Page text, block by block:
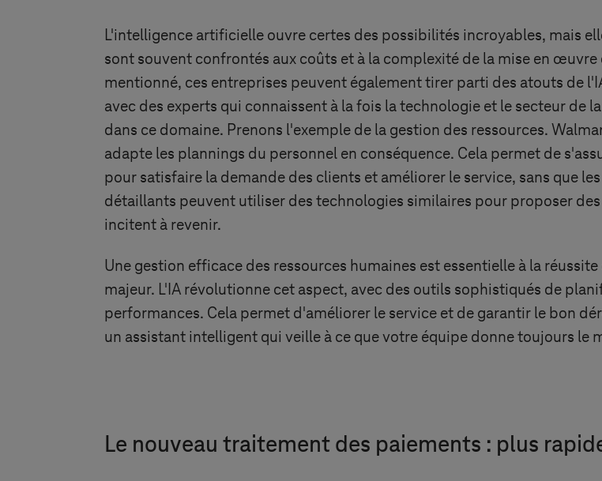
L'intelligence artificielle ouvre certes des possibilités incroyables, mais
sont souvent confrontés aux coûts et à la complexité de la mise en
mentionné, ces entreprises peuvent également tirer parti des atouts de
avec des experts qui connaissent à la fois la technologie et le secteur de
dans ce domaine. Prenons l'exemple de la gestion des ressources.
adapte les plannings du personnel en conséquence. Cela permet de
pour satisfaire la demande des clients et améliorer le service, sans que
détaillants peuvent utiliser des technologies similaires pour proposer
incitent à revenir.
Une gestion efficace des ressources humaines est essentielle à la
majeur. L'IA révolutionne cet aspect, avec des outils sophistiqués de
performances. Cela permet d'améliorer le service et de garantir le bon
un assistant intelligent qui veille à ce que votre équipe donne toujours le
Le nouveau traitement des paiements : plus